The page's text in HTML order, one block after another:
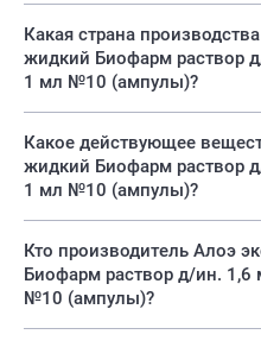
Какая страна
жидкий Биофарм раствор
1 мл №10 (ампулы)?
Какое действующее
жидкий Биофарм раствор
1 мл №10 (ампулы)?
Кто производитель Алоэ
Биофарм раствор д/ин.
№10 (ампулы)?